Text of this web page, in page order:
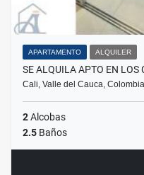
APARTAMENTO ALQUILER
SE ALQUILA APTO EN LOS
Cali, Valle del Cauca, Colombia
2Alcobas
2.5 Baños